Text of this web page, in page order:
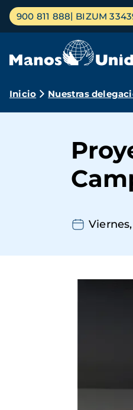
Pasar
contenido
Menú
principal
900 811 888 BIZUM
Ruta
Inicio Nuestras